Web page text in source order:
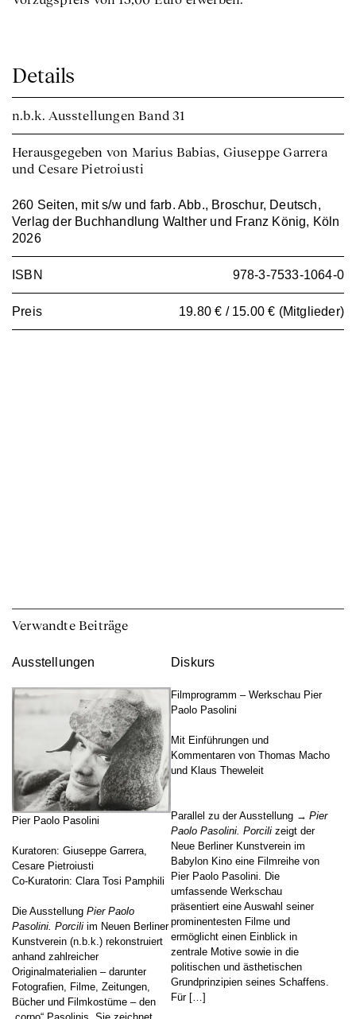
Details
n.b.k. AusstellungenBand 31
Herausgegeben von Marius Babias, Giuseppe Garrera
und Cesare Pietroiusti
260 Seiten, mit s/w und farb. Abb., Broschur, Deutsch,
Verlag der Buchhandlung Walther und Franz König, Köln
2026
ISBN 978-3-7533-1064-0
Preis 19.80 € / 15.00 € (Mitglieder)
Verwandte Beiträge
Ausstellungen
Pier Paolo Pasolini
Kuratoren: Giuseppe Garrera,
Cesare Pietroiusti
Co-Kuratorin: Clara Tosi Pamphili
Die Ausstellung Pier Paolo
Pasolini. Porcili im Neuen Berliner
Kunstverein (n.b.k.) rekonstruiert
anhand zahlreicher
Originalmaterialien – darunter
Fotografien, Filme, Zeitungen,
Bücher und Filmkostüme – den
Diskurs
Filmprogramm – Werkschau Pier
Paolo Pasolini
Mit Einführungen und
Kommentaren von Thomas Macho
und Klaus Theweleit
Parallel zu der Ausstellung
Pier
Paolo Pasolini. Porcili zeigt der
Neue Berliner Kunstverein im
Babylon Kino eine Filmreihe von
Pier Paolo Pasolini. Die
umfassende Werkschau
präsentiert eine Auswahl seiner
prominentesten Filme und
ermöglicht einen Einblick in
zentrale Motive sowie in die
politischen und ästhetischen
Grundprinzipien seines Schaffens.
Für […]